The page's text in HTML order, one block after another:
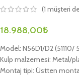
(1 müşteri
18.988,00₺
Model: N56D1/D2 (51110/
Kulp malzemesi: Metal/
Montaj tipi: Üstten